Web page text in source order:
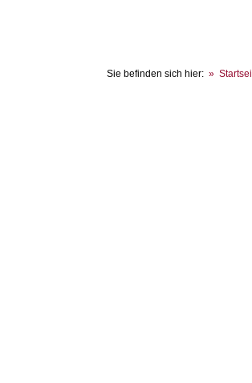
Sie befinden sich hier: